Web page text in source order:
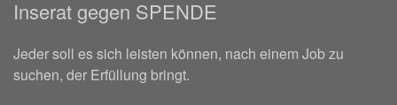
Inserat gegen SPENDE
Jeder soll es sich leisten können, nach einem Job zu
suchen, der Erfüllung bringt.